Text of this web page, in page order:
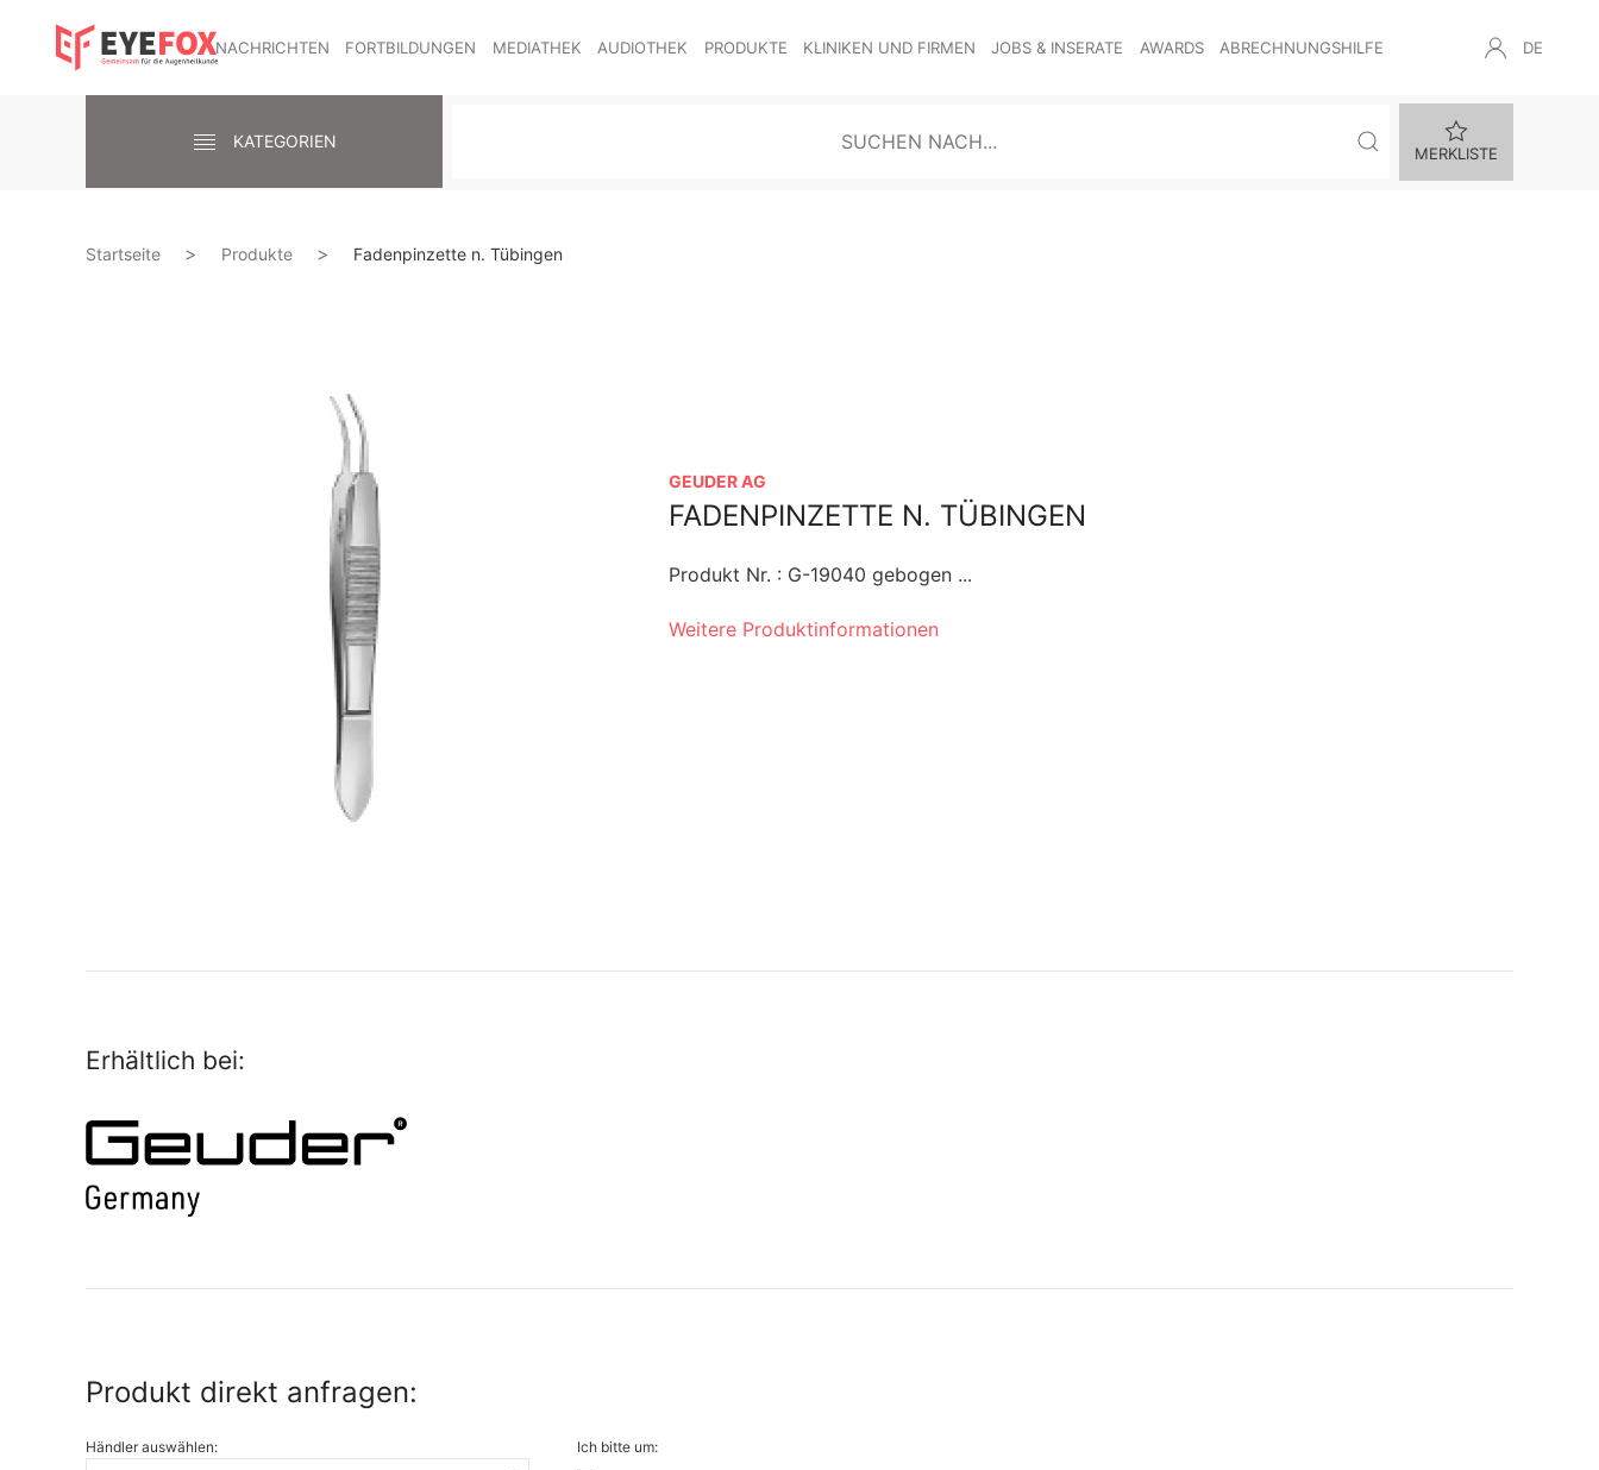
NACHRICHTEN FORTBILDUNGEN MEDIATHEK AUDIOTHEK PRODUKTE KLINIKEN UND FIRMEN JOBS & INSERATE AWARDS ABRECHNUNGSHILFE DE
KATEGORIEN
MERKLISTE
Startseite Produkte Fadenpinzette n. Tübingen
GEUDER AG
FADENPINZETTE N. TÜBINGEN
Produkt Nr. : G-19040 gebogen ...
Weitere Produktinformationen
Erhältlich bei:
Produkt direkt anfragen:
Händler auswählen:
Ich bitte um: